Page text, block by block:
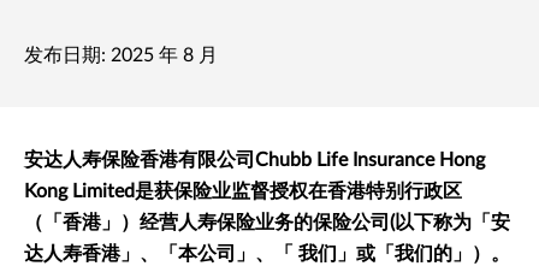
发布日期: 2025 年 8 月
安达人寿保险香港有限公司Chubb Life Insurance Hong
Kong Limited是获保险业监督授权在香港特别行政区
（「香港」）经营人寿保险业务的保险公司(以下称为「安
达人寿香港」、「本公司」、「 我们」或「我们的」）。